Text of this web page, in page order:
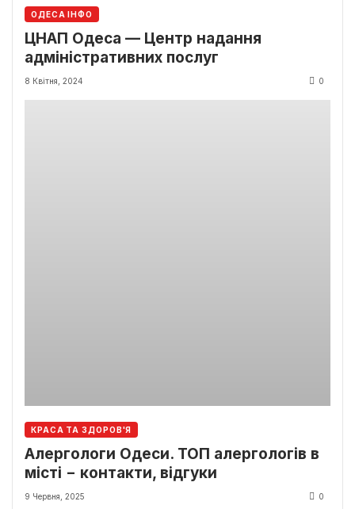
ОДЕСА ІНФО
ЦНАП Одеса — Центр надання
адміністративних послуг
8 Квітня, 2024 0
КРАСА ТА ЗДОРОВ'Я
Алергологи Одеси. ТОП алергологів в
місті − контакти, відгуки
9 Червня, 2025 0